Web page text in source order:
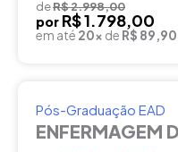
deR$ 2.998,00
por R$ 1.798,00
em até 20x de R$ 89,90
Pós-Graduação EAD
ENFERMAGEM